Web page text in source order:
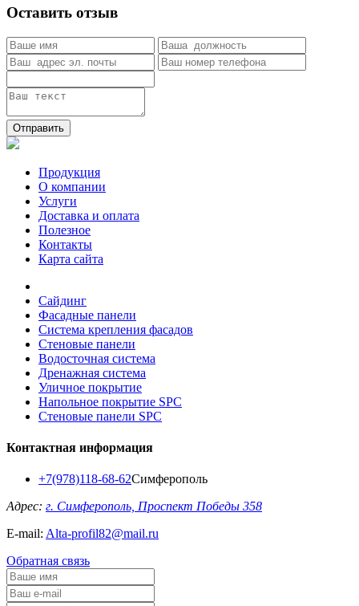
Оставить отзыв
Отправить
Продукция
О компании
Услуги
Доставка и оплата
Полезное
Контакты
Карта сайта
Сайдинг
Фасадные панели
Система крепления фасадов
Стеновые панели
Водосточная система
Дренажная система
Уличное покрытие
Напольное покрытие SPC
Стеновые панели SPC
Контактная информация
+7(978)118-68-62Симферополь
Адрес: г. Симферополь, Проспект Победы 358
E-mail: Alta-profil82@mail.ru
Обратная связь